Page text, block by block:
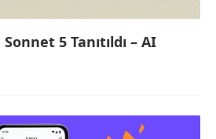
5 Tanıtıldı – AI